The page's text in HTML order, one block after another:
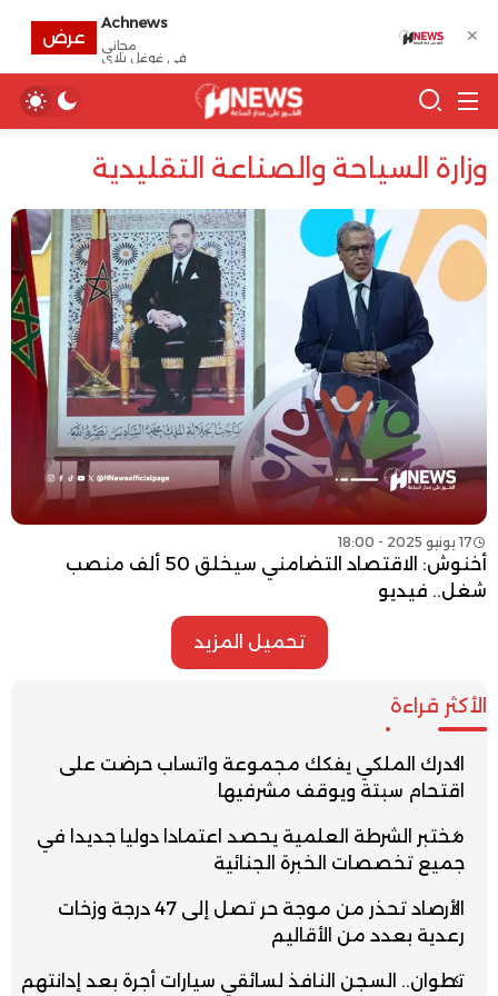
وزارة السياحة والصناعة التقليدية
17 يونيو 2025 - 18:00
أخنوش: الاقتصاد التضامني سيخلق 50 ألف منصب
شغل.. فيديو
تحميل المزيد
الأكثر قراءة
الدرك الملكي يفكك مجموعة واتساب حرضت على
اقتحام سبتة ويوقف مشرفيها
مختبر الشرطة العلمية يحصد اعتمادا دوليا جديدا في
جميع تخصصات الخبرة الجنائية
الأرصاد تحذر من موجة حر تصل إلى 47 درجة وزخات
رعدية بعدد من الأقاليم
تطوان.. السجن النافذ لسائقي سيارات أجرة بعد إدانتهم
✕
Achnews
مجانى
في غوغل بلاي
عرض